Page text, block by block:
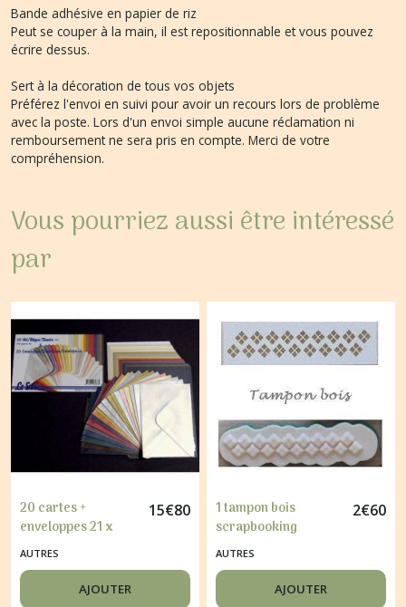
Bande adhésive en papier de riz
Peut se couper à la main, il est repositionnable et vous pouvez
écrire dessus.
Sert à la décoration de tous vos objets
Préférez l'envoi en suivi pour avoir un recours lors de problème
avec la poste. Lors d'un envoi simple aucune réclamation ni
remboursement ne sera pris en compte. Merci de votre
compréhension.
Vous pourriez aussi être intéressé
par
20 cartes +
enveloppes 21 x
14.7 cm faire part,
carterie
MÉTALLISES MIX
15€80
AUTRES
AJOUTER
1 tampon bois
scrapbooking
carterie DECORATION
1
2€60
AUTRES
AJOUTER